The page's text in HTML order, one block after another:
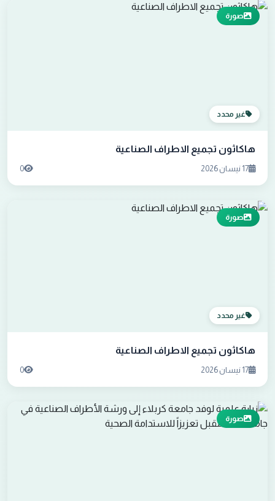
صورة
غير محدد
هاكاثون تجميع الاطراف الصناعية
17 نيسان 2026 0
صورة
غير محدد
هاكاثون تجميع الاطراف الصناعية
17 نيسان 2026 0
صورة